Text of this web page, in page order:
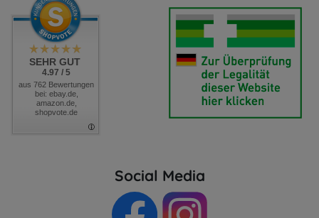
SEHR GUT
4.97 / 5
aus 762 Bewertungen
bei: ebay.de,
amazon.de,
shopvote.de
Social Media